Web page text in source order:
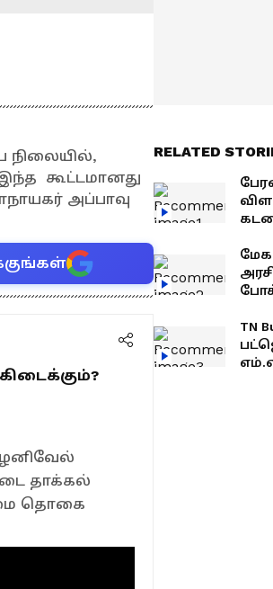
நிலையில்,
கூட்டமானது
அப்பாவு
தாக்கல்
தொகை
RELATED
TN